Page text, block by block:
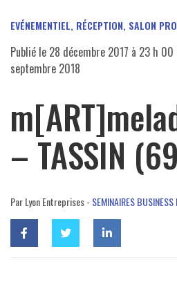
EVÉNEMENTIEL, RÉCEPTION, SALON
Publié le 28 décembre 2017 à 23 h 00
septembre 2018
– TASSIN
Par Lyon Entreprises - SEMINAIRES BUSINESS